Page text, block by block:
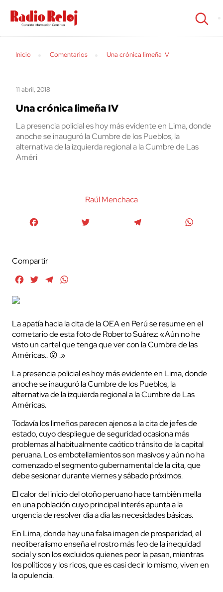
cerrar
Inicio Comentarios Una crónica limeña IV
11 abril, 2018
Una crónica limeña IV
La presencia policial es hoy más evidente en Lima, donde
anoche se inauguró la Cumbre de los Pueblos, la
alternativa de la izquierda regional a la Cumbre de Las
Améri
Raúl Menchaca
Compartir
FacebookTwitterTelegram
La apatía hacia la cita de la OEA en Perú se resume en el
cometario de esta foto de Roberto Suárez: «Aún no he
visto un cartel que tenga que ver con la Cumbre de las
Américas.. 😮 .»
La presencia policial es hoy más evidente en Lima, donde
anoche se inauguró la Cumbre de los Pueblos, la
alternativa de la izquierda regional a la Cumbre de Las
Américas.
Todavía los limeños parecen ajenos a la cita de jefes de
estado, cuyo despliegue de seguridad ocasiona más
problemas al habitualmente caótico tránsito de la capital
peruana. Los embotellamientos son masivos y aún no ha
comenzado el segmento gubernamental de la cita, que
debe sesionar durante viernes y sábado próximos.
El calor del inicio del otoño peruano hace también mella
en una población cuyo principal interés apunta a la
urgencia de resolver día a día las necesidades básicas.
En Lima, donde hay una falsa imagen de prosperidad, el
neoliberalismo enseña el rostro más feo de la inequidad
social y son los excluidos quienes peor la pasan, mientras
los políticos y los ricos, que es casi decir lo mismo, viven en
la opulencia.